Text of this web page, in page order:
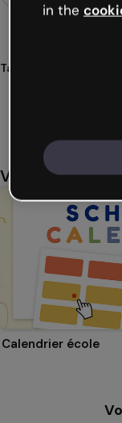
Tags
Vous aimerez
Calendrier école
in the